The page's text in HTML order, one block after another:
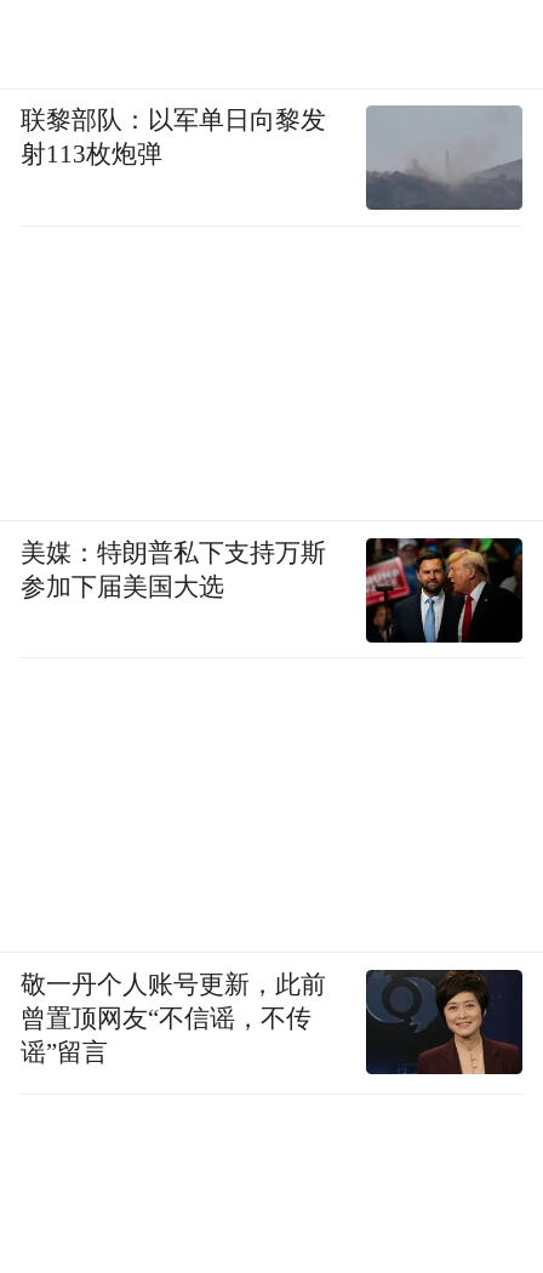
联黎部队：以军单日向黎发
射113枚炮弹
美媒：特朗普私下支持万斯
参加下届美国大选
敬一丹个人账号更新，此前
曾置顶网友“不信谣，不传
谣”留言